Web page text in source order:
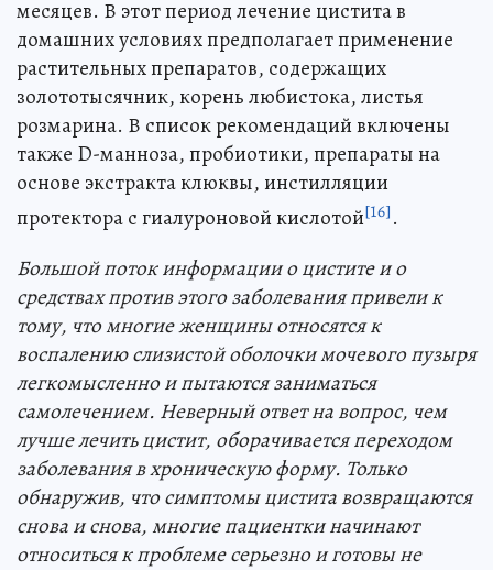
месяцев. В этот период лечение цистита в
домашних условиях предполагает применение
растительных препаратов, содержащих
золототысячник, корень любистока, листья
розмарина. В список рекомендаций включены
также D-манноза, пробиотики, препараты на
основе экстракта клюквы, инстилляции
протектора с гиалуроновой кислотой[16].
Большой поток информации о цистите и о
средствах против этого заболевания привели к
тому, что многие женщины относятся к
воспалению слизистой оболочки мочевого пузыря
легкомысленно и пытаются заниматься
самолечением. Неверный ответ на вопрос, чем
лучше лечить цистит, оборачивается переходом
заболевания в хроническую форму. Только
обнаружив, что симптомы цистита возвращаются
снова и снова, многие пациентки начинают
относиться к проблеме серьезно и готовы не